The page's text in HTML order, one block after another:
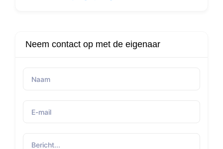
Neem contact op met de eigenaar